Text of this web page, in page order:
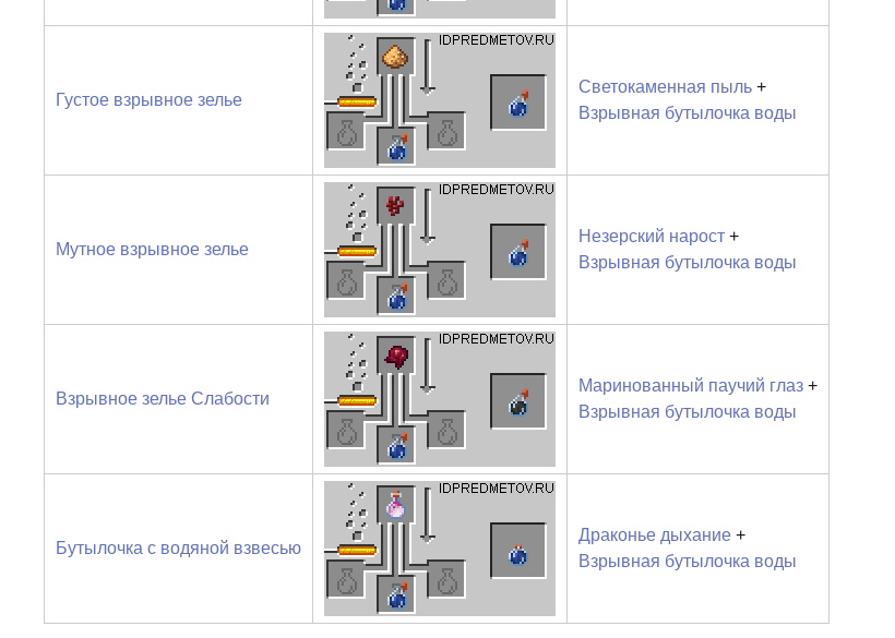
Густое взрывное зелье
Светокаменная пыль+
Взрывная бутылочка воды
Мутное взрывное зелье
Незерский нарост+
Взрывная бутылочка воды
Взрывное зелье Слабости
Маринованный паучий глаз+
Взрывная бутылочка воды
Бутылочка с водяной взвесью
Драконье дыхание+
Взрывная бутылочка воды